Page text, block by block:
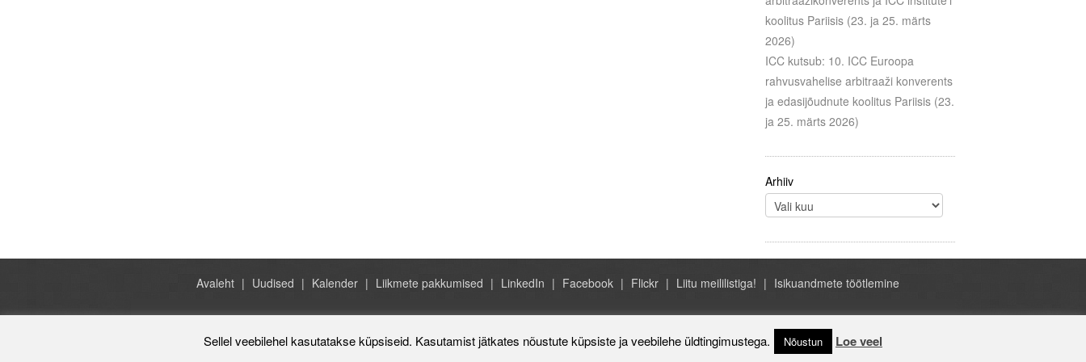
koolitus Pariisis (23. ja 25. märts
2026)
ICC kutsub: 10. ICC Euroopa
rahvusvahelise arbitraaži konverents
ja edasijõudnute koolitus Pariisis (23.
ja 25. märts 2026)
Arhiiv
Avaleht Uudised Kalender Liikmete pakkumised LinkedIn Facebook Flickr Liitu meililistiga! Isikuandmete töötlemine
Estonia, +372 684 1070, icc@icc-estonia.ee
Sellel veebilehel kasutatakse küpsiseid. Kasutamist jätkates nõustute küpsiste ja veebilehe üldtingimustega. Nõustun Loe veel